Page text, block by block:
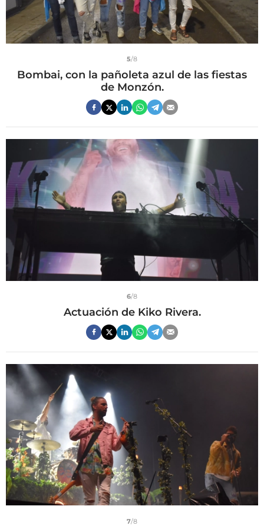
5/8
Bombai, con la pañoleta azul de las fiestas
de Monzón.
6/8
Actuación de Kiko Rivera.
7/8